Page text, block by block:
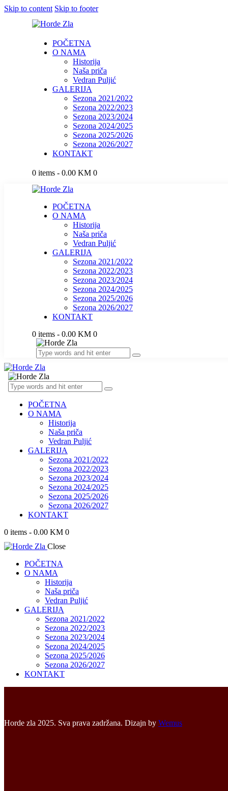
Skip to content Skip to footer
POČETNA
O NAMA
Historija
Naša priča
Vedran Puljić
GALERIJA
Sezona 2021/2022
Sezona 2022/2023
Sezona 2023/2024
Sezona 2024/2025
Sezona 2025/2026
Sezona 2026/2027
KONTAKT
0 items - 0.00 KM 0
POČETNA
O NAMA
Historija
Naša priča
Vedran Puljić
GALERIJA
Sezona 2021/2022
Sezona 2022/2023
Sezona 2023/2024
Sezona 2024/2025
Sezona 2025/2026
Sezona 2026/2027
KONTAKT
0 items - 0.00 KM 0
POČETNA
O NAMA
Historija
Naša priča
Vedran Puljić
GALERIJA
Sezona 2021/2022
Sezona 2022/2023
Sezona 2023/2024
Sezona 2024/2025
Sezona 2025/2026
Sezona 2026/2027
KONTAKT
0 items - 0.00 KM 0
Close
POČETNA
O NAMA
Historija
Naša priča
Vedran Puljić
GALERIJA
Sezona 2021/2022
Sezona 2022/2023
Sezona 2023/2024
Sezona 2024/2025
Sezona 2025/2026
Sezona 2026/2027
KONTAKT
Horde zla 2025. Sva prava zadržana. Dizajn by Wemus